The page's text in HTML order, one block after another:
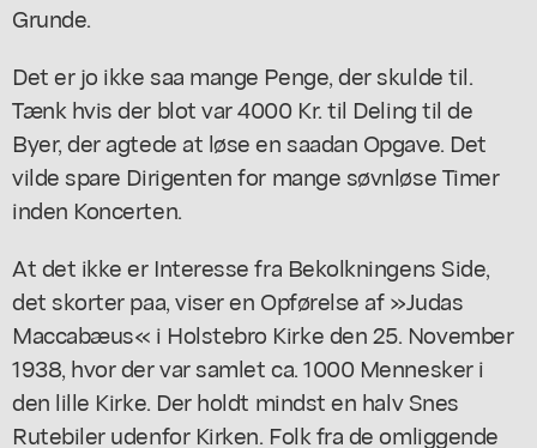
Grunde.
Det er jo ikke saa mange Penge, der skulde til.
Tænk hvis der blot var 4000 Kr. til Deling til de
Byer, der agtede at løse en saadan Opgave. Det
vilde spare Dirigenten for mange søvnløse Timer
inden Koncerten.
At det ikke er Interesse fra Bekolkningens Side,
det skorter paa, viser en Opførelse af »Judas
Maccabæus« i Holstebro Kirke den 25. November
1938, hvor der var samlet ca. 1000 Mennesker i
den lille Kirke. Der holdt mindst en halv Snes
Rutebiler udenfor Kirken. Folk fra de omliggende